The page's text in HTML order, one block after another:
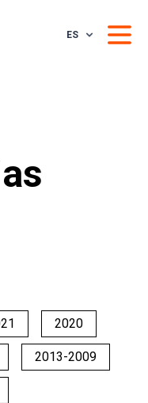
ES
2020
2013-2009